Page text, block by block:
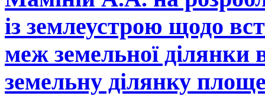
із землеустрою щодо
меж земельної ділянки
земельну ділянку